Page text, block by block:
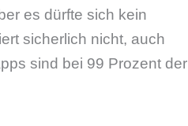
es dürfte sich kein
sicherlich nicht, auch
sind bei 99 Prozent der